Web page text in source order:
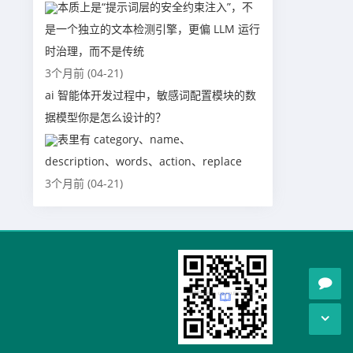
本质上是“提示词层的安全约束注入”，不
是一个独立的文本检测引擎，更偏 LLM 运行
时治理，而不是传统
3个月前 (04-21)
ai 智能体开发过程中，敏感词配置模块的数
据模型你是怎么设计的？
表里有 category、name、
description、words、action、replace
3个月前 (04-21)